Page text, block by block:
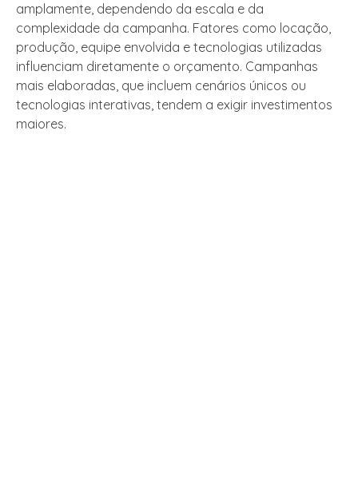
amplamente, dependendo da escala e da
complexidade da campanha. Fatores como locação,
produção, equipe envolvida e tecnologias utilizadas
influenciam diretamente o orçamento. Campanhas
mais elaboradas, que incluem cenários únicos ou
tecnologias interativas, tendem a exigir investimentos
maiores.